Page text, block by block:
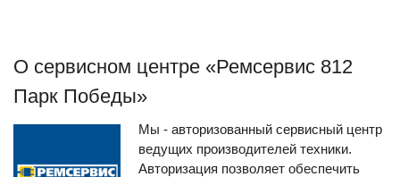
О сервисном центре «Ремсервис 812
Парк Победы»
Мы - авторизованный сервисный центр
ведущих производителей техники.
Авторизация позволяет обеспечить